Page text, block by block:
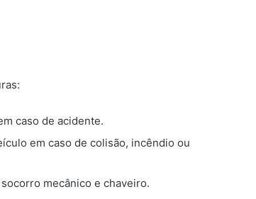
caso de acidente.
em caso de colisão, incêndio ou
mecânico e chaveiro.